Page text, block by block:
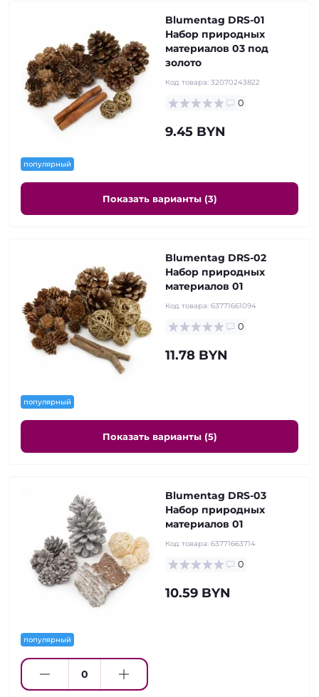
популярный
Blumentag DRS-01
Набор природных
материалов 03 под
золото
Код товара: 32070243822
0
9.45 BYN
Показать варианты (3)
популярный
Blumentag DRS-02
Набор природных
материалов 01
Код товара: 63771661094
0
11.78 BYN
Показать варианты (5)
популярный
Blumentag DRS-03
Набор природных
материалов 01
Код товара: 63771663714
0
10.59 BYN